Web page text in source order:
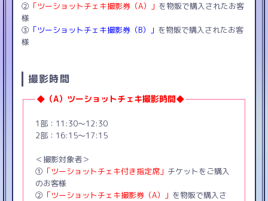
② 「ツーショットチェキ撮影券（A）」 を物販で購入されたお客
様
③ 「ツーショットチェキ撮影券（B）」 を物販で購入されたお客
様
撮影時間
◆（A）ツーショットチェキ撮影時間◆
1部：11:30〜12:30
2部：16:15〜17:15
＜撮影対象者＞
① 「ツーショットチェキ付き指定席」 チケットをご購入
のお客様
② 「ツーショットチェキ撮影券（A）」 を物販で購入さ